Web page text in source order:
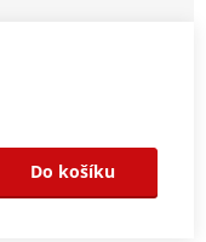
Do košíku